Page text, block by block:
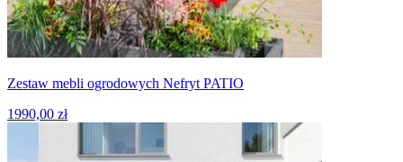
Zestaw mebli ogrodowych Nefryt PATIO
1990,00 zł